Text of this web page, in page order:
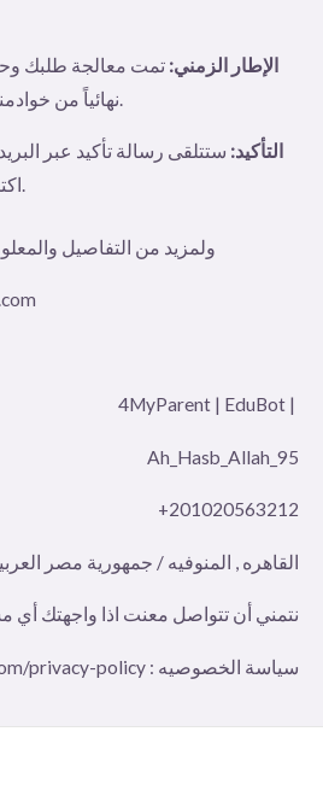
الإطار الزمني: تمت معالجة طلبك
نهائياً من.
التأكيد: ستتلقى رسالة تأكيد عبر
اكتمال عملية الحذف.
| 4MyParent | EduBot
Ah_Hasb_Allah_95
+201020563212
القاهره , المنوفيه / جمهورية مصر
نتمني أن تتواصل معنت اذا واجهتك أي
سياسة الخصوصيه : https://4my-robot.com/privacy-policy/